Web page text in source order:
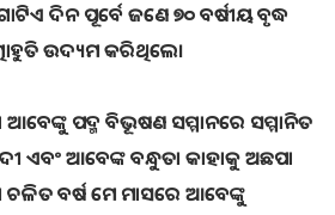
ଦିନ ପୂର୍ବେ ଜଣେ ୭୦ ବର୍ଷୀୟ ବୃଦ୍ଧ
ଉଦ୍ୟମ କରିଥିଲେ।
ପଦ୍ମ ବିଭୂଷଣ ସମ୍ମାନରେ ସମ୍ମାନିତ
ଏବଂ ଆବେଙ୍କ ବନ୍ଧୁତା କାହାକୁ ଅଛପା
ଚଳିତ ବର୍ଷ ମେ ମାସରେ ଆବେଙ୍କୁ